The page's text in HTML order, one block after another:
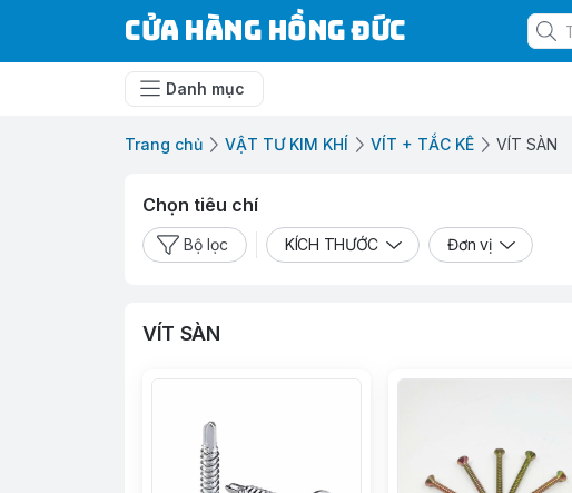
Cửa Hàng Hồng Đức
Danh mục
Trang chủ VẬT TƯ KIM KHÍ VÍT + TẮC KÊ VÍT SÀN
Chọn tiêu chí
Bộ lọc KÍCH THƯỚC Đơn vị
VÍT SÀN